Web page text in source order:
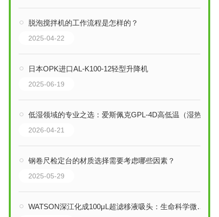
脱泡搅拌机的工作流程是怎样的？
2025-04-22
日本OPK进口AL-K100-12轻型升降机
2025-06-19
低湿领域的专业之选：爱斯佩克GPL-4D高低温（湿热）试验箱全解析
2026-04-21
钢卷尺检定台的材质选择需要考虑哪些因素？
2025-05-29
WATSON深江化成100μL超滤移液吸头：生命科学微量移液的超滤防护屏障